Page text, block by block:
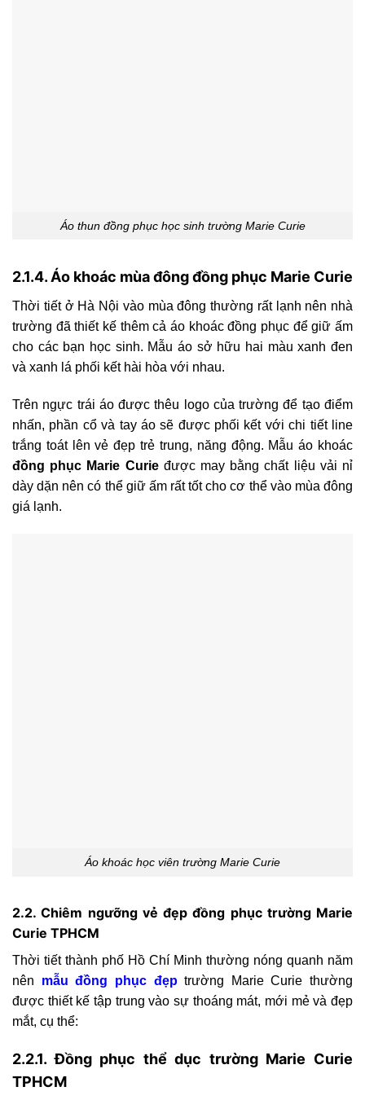
Áo thun đồng phục học sinh trường Marie Curie
2.1.4. Áo khoác mùa đông đồng phục Marie Curie
Thời tiết ở Hà Nội vào mùa đông thường rất lạnh nên nhà
trường đã thiết kế thêm cả áo khoác đồng phục để giữ ấm
cho các bạn học sinh. Mẫu áo sở hữu hai màu xanh đen
và xanh lá phối kết hài hòa với nhau.
Trên ngực trái áo được thêu logo của trường để tạo điểm
nhấn, phần cổ và tay áo sẽ được phối kết với chi tiết line
trắng toát lên vẻ đẹp trẻ trung, năng động. Mẫu áo khoác
đồng phục Marie Curie được may bằng chất liệu vải nỉ
dày dặn nên có thể giữ ấm rất tốt cho cơ thể vào mùa đông
giá lạnh.
Áo khoác học viên trường Marie Curie
2.2. Chiêm ngưỡng vẻ đẹp đồng phục trường Marie
Curie TPHCM
Thời tiết thành phố Hồ Chí Minh thường nóng quanh năm
nên mẫu đồng phục đẹptrường Marie Curie thường
được thiết kế tập trung vào sự thoáng mát, mới mẻ và đẹp
mắt, cụ thể:
2.2.1. Đồng phục thể dục trường Marie Curie
TPHCM